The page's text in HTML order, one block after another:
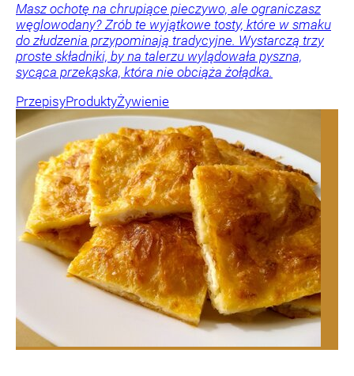
Masz ochotę na chrupiące pieczywo, ale ograniczasz
węglowodany? Zrób te wyjątkowe tosty, które w smaku
do złudzenia przypominają tradycyjne. Wystarczą trzy
proste składniki, by na talerzu wylądowała pyszna,
sycąca przekąska, która nie obciąża żołądka.
PrzepisyProduktyŻywienie